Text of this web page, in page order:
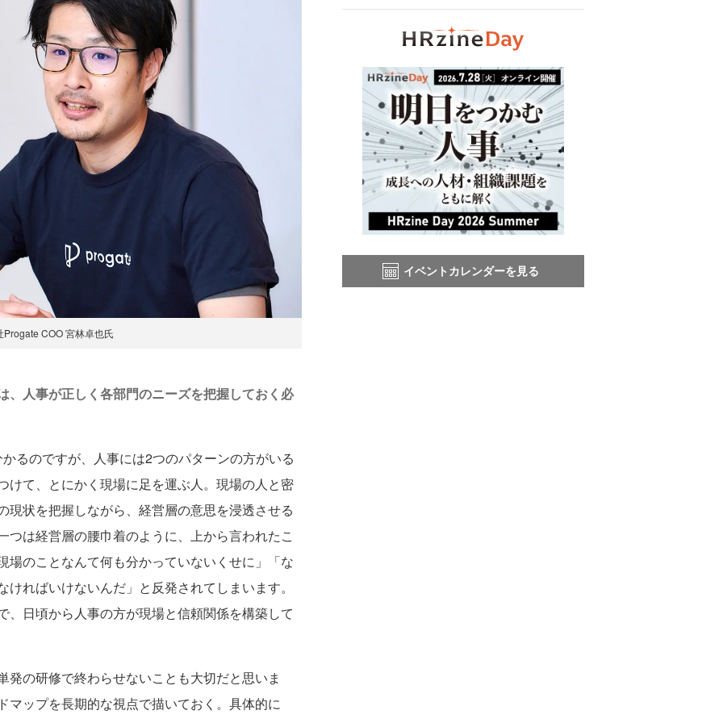
Progate COO 宮林卓也氏
人事が正しく各部門のニーズを把握しておく必
のですが、人事には2つのパターンの方がいる
けて、とにかく現場に足を運ぶ人。現場の人と密
現状を把握しながら、経営層の意思を浸透させる
は経営層の腰巾着のように、上から言われたこ
場のことなんて何も分かっていないくせに」「な
ればいけないんだ」と反発されてしまいます。
、日頃から人事の方が現場と信頼関係を構築して
の研修で終わらせないことも大切だと思いま
マップを長期的な視点で描いておく。具体的に
イベントカレンダーを見る